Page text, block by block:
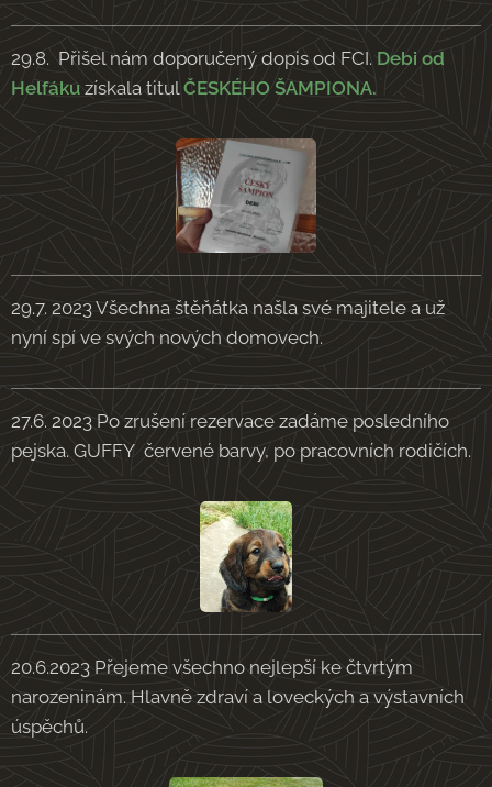
29.8. Přišel nám doporučený dopis od FCI. Debi od
Helfáku získala titulČESKÉHO ŠAMPIONA.
29.7. 2023 Všechna štěňátka našla své majitele a už
nyní spí ve svých nových domovech.
27.6. 2023 Po zrušení rezervace zadáme posledního
pejska. GUFFY červené barvy, po pracovních rodičích.
20.6.2023 Přejeme všechno nejlepší ke čtvrtým
narozeninám. Hlavně zdraví a loveckých a výstavních
úspěchů.